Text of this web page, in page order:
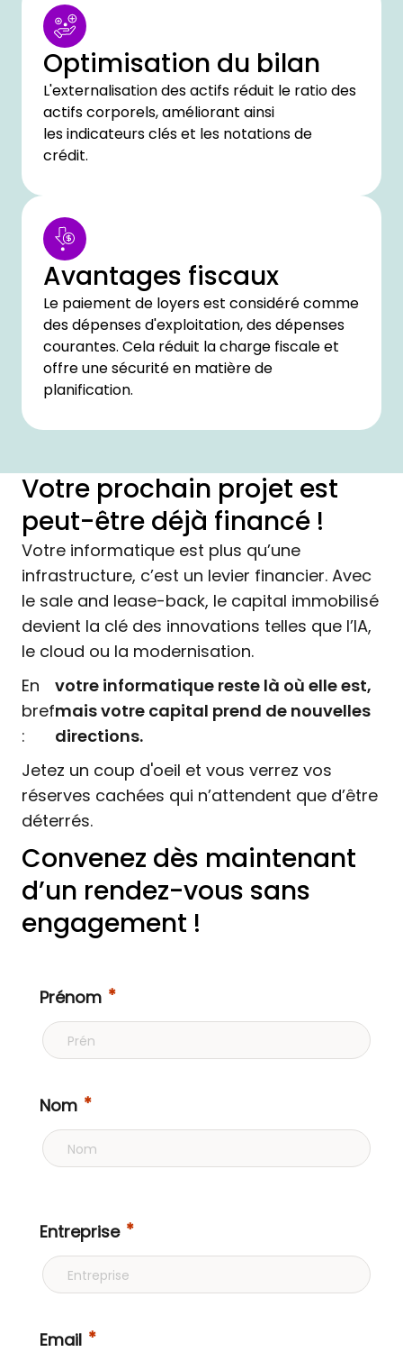
Optimisation du bilan
L'externalisation des actifs réduit le ratio des
actifs corporels, améliorant ainsi
les indicateurs clés et les notations de
crédit.
Avantages fiscaux
Le paiement de loyers est considéré comme
des dépenses d'exploitation, des dépenses
courantes. Cela réduit la charge fiscale et
offre une sécurité en matière de
planification.
Votre prochain projet est
peut-être déjà financé !
Votre informatique est plus qu’une
infrastructure, c’est un levier financier. Avec
le sale and lease-back, le capital immobilisé
devient la clé des innovations telles que l’IA,
le cloud ou la modernisation.
En
bref
:
votre informatique reste là où elle est,
mais votre capital prend de nouvelles
directions.
Jetez un coup d'oeil et vous verrez vos
réserves cachées qui n’attendent que d’être
déterrés.
Convenez dès maintenant
d’un rendez-vous sans
engagement !
Prénom
Nom
Entreprise
Email